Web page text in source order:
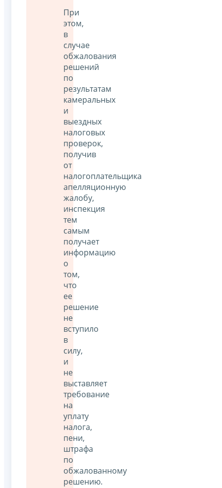
При
этом,
в
случае
обжалования
решений
по
результатам
камеральных
и
выездных
налоговых
проверок,
получив
от
налогоплательщика
апелляционную
жалобу,
инспекция
тем
самым
получает
информацию
о
том,
что
ее
решение
не
вступило
в
силу,
и
не
выставляет
требование
на
уплату
налога,
пени,
штрафа
по
обжалованному
решению.